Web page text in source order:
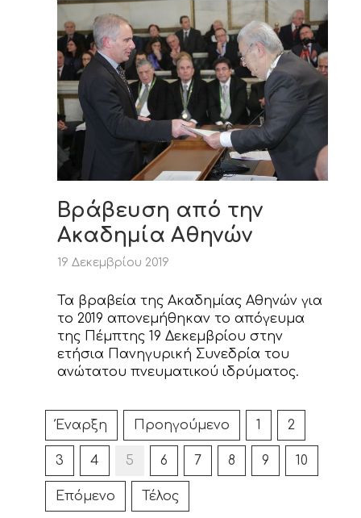
Βράβευση από την
Ακαδημία Αθηνών
19 Δεκεμβρίου 2019
Τα βραβεία της Ακαδημίας Αθηνών για
το 2019 απονεμήθηκαν το απόγευμα
της Πέμπτης 19 Δεκεμβρίου στην
ετήσια Πανηγυρική Συνεδρία του
ανώτατου πνευματικού ιδρύματος.
Έναρξη Προηγούμενο 1 2
3 4 5 6 7 8 9 10
Επόμενο Τέλος